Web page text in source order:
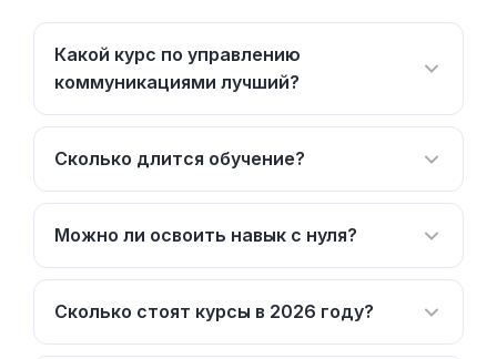
Какой курс по управлению
коммуникациями лучший?
Сколько длится обучение?
Можно ли освоить навык с нуля?
Сколько стоят курсы в 2026 году?